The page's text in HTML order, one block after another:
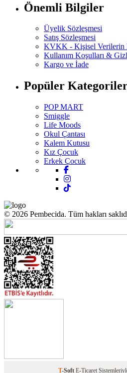
Önemli Bilgiler
Üyelik Sözleşmesi
Satış Sözleşmesi
KVKK - Kişisel Verilerin
Kullanım Koşulları &
Kargo ve İade
Popüler
POP MART
Smiggle
Life Moods
Okul Çantası
Kalem Kutusu
Kız Çocuk
Erkek Çocuk
© 2026 Pembecida. Tüm hakları
T-Soft E-Ticaret